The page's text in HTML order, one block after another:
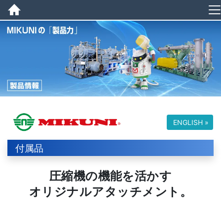
ENGLISH »
付属品
圧縮機の機能を活かす
オリジナルアタッチメント。